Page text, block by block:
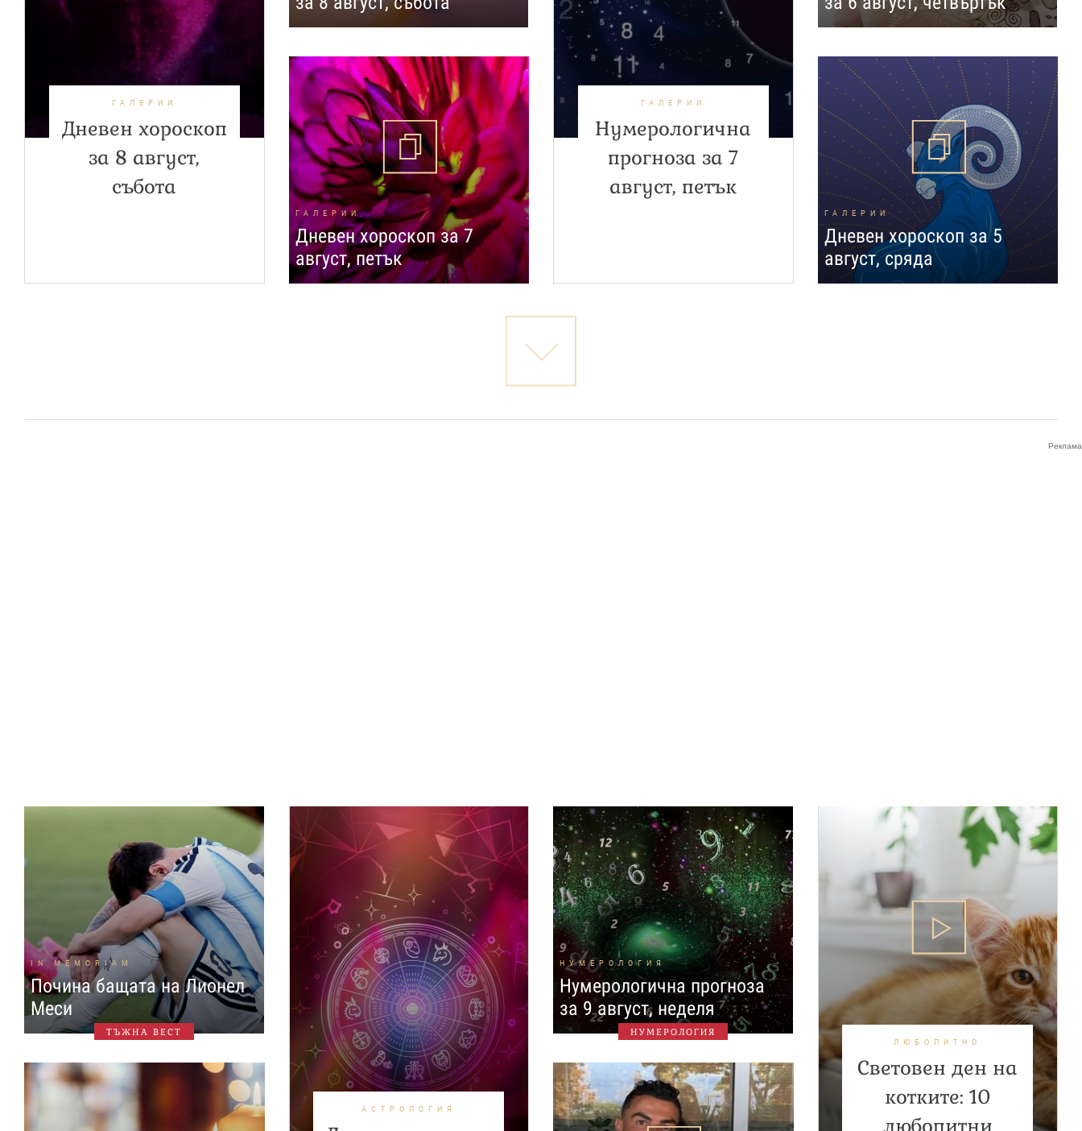
ГАЛЕРИИ
Дневен хороскоп
за 8 август,
събота
ГАЛЕРИИ
Дневен хороскоп за 7
август, петък
ГАЛЕРИИ
Нумерологична
прогноза за 7
август, петък
ГАЛЕРИИ
Дневен хороскоп за 5
август, сряда
IN MEMORIAM
Почина бащата на Лионел
Меси
ТЪЖНА ВЕСТ
АСТРОЛОГИЯ
НУМЕРОЛОГИЯ
Нумерологична прогноза
за 9 август, неделя
НУМЕРОЛОГИЯ
ЛЮБОПИТНО
Световен ден на
котките: 10
любопитни